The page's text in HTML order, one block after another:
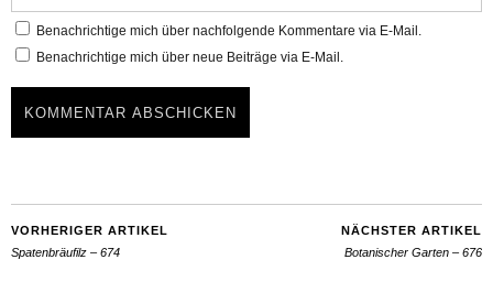
Benachrichtige mich über nachfolgende Kommentare via E-Mail.
Benachrichtige mich über neue Beiträge via E-Mail.
VORHERIGER ARTIKEL
Spatenbräufilz – 674
NÄCHSTER ARTIKEL
Botanischer Garten – 676